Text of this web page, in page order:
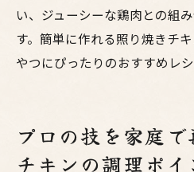
い、ジューシーな鶏肉との組
す。簡単に作れる照り焼きチ
やつにぴったりのおすすめレシ
プロの技を家庭で
チキンの調理ポイ